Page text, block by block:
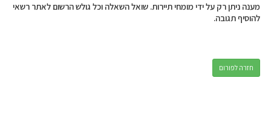
מענה ניתן רק על ידי מומחי תיירות. שואל השאלה וכל גולש הרשום לאתר רשאי
להוסיף תגובה.
חזרה לפורום